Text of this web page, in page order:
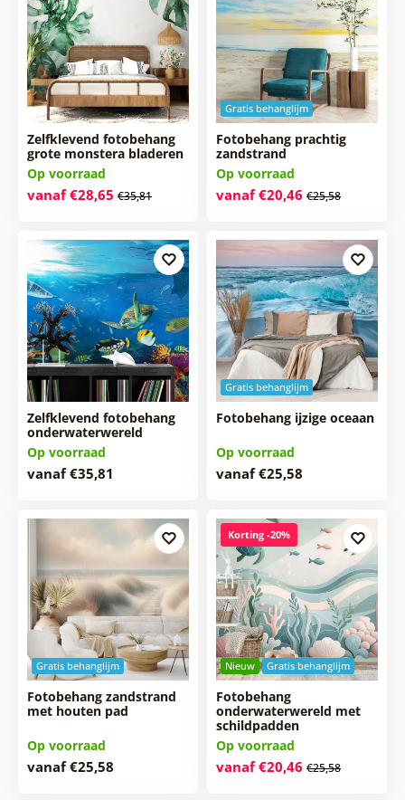
Zelfklevend fotobehang
grote monstera bladeren
Op voorraad
vanaf €28,65 €35,81
Gratis behanglijm
Fotobehang prachtig
zandstrand
Op voorraad
vanaf €20,46 €25,58
Zelfklevend fotobehang
onderwaterwereld
Op voorraad
vanaf €35,81
Gratis behanglijm
Fotobehang ijzige oceaan
Op voorraad
vanaf €25,58
Gratis behanglijm
Fotobehang zandstrand
met houten pad
Op voorraad
vanaf €25,58
Nieuw Gratis behanglijm
Korting -20%
Fotobehang
onderwaterwereld met
schildpadden
Op voorraad
vanaf €20,46 €25,58